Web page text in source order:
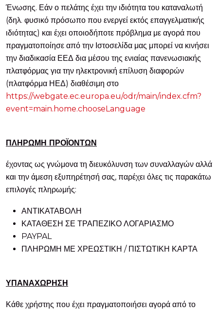
Ένωσης. Εάν ο πελάτης έχει την ιδιότητα του καταναλωτή
(δηλ. φυσικό πρόσωπο που ενεργεί εκτός επαγγελματικής
ιδιότητας) και έχει οποιοδήποτε πρόβλημα με αγορά που
πραγματοποίησε από την Ιστοσελίδα μας μπορεί να κινήσει
την διαδικασία ΕΕΔ δια μέσου της ενιαίας πανενωσιακής
πλατφόρμας για την ηλεκτρονική επίλυση διαφορών
(πλατφόρμα ΗΕΔ) διαθέσιμη στο
https://webgate.ec.europa.eu/odr/main/index.cfm?
event=main.home.chooseLanguage
ΠΛΗΡΩΜΗ ΠΡΟΪΟΝΤΩΝ
έχοντας ως γνώμονα τη διευκόλυνση των συναλλαγών αλλά
και την άμεση εξυπηρέτησή σας, παρέχει όλες τις παρακάτω
επιλογές πληρωμής:
ΑΝΤΙΚΑΤΑΒΟΛΗ
ΚΑΤΑΘΕΣΗ ΣΕ ΤΡΑΠΕΖΙΚΟ ΛΟΓΑΡΙΑΣΜΟ
PAYPAL
ΠΛΗΡΩΜΗ ΜΕ ΧΡΕΩΣΤΙΚΗ / ΠΙΣΤΩΤΙΚΗ ΚΑΡΤΑ
ΥΠΑΝΑΧΩΡΗΣΗ
Κάθε χρήστης που έχει πραγματοποιήσει αγορά από το